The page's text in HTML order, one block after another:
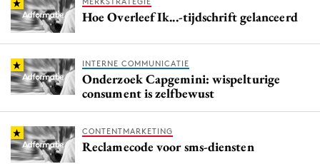
Hoe Overleef Ik...-tijdschrift gelanceerd
INTERNE COMMUNICATIE
Onderzoek Capgemini: wispelturige
consument is zelfbewust
CONTENTMARKETING
Reclamecode voor sms-diensten